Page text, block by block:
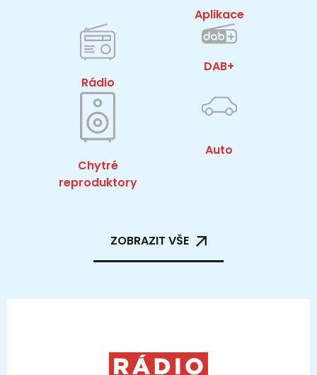
Aplikace
Rádio
DAB+
Chytré
reproduktory
Auto
ZOBRAZIT VŠE